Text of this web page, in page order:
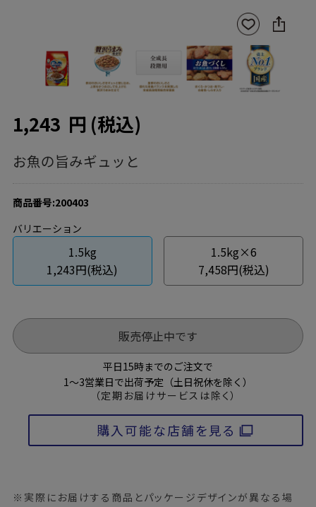
お気
に入
りに
登録
SNS
に
1,243 円 (税込)
お魚の旨みギュッと
商品番号:200403
バリエーション
1.5kg
1,243円(税込)
1.5kg×6
7,458円(税込)
販売停止中です
平日15時までのご注文で
1～3営業日で出荷予定（土日祝休を除く）
（定期お届けサービスは除く）
購入可能な店舗を見る
※実際にお届けする商品とパッケージデザインが異なる場